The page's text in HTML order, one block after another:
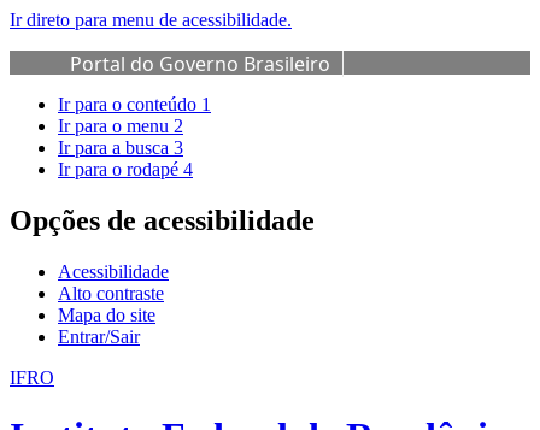
Ir direto para menu de acessibilidade.
Portal do Governo Brasileiro
Ir para o conteúdo 1
Ir para o menu 2
Ir para a busca 3
Ir para o rodapé 4
Opções de acessibilidade
Acessibilidade
Alto contraste
Mapa do site
Entrar/Sair
IFRO